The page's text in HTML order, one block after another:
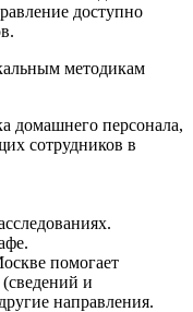
доступно
методикам
домашнего персонала,
сотрудников в
помогает
и
направления.